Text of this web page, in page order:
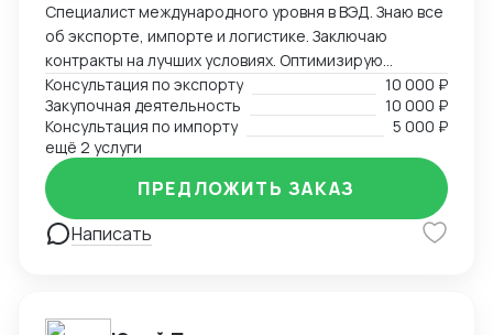
Специалист международного уровня в ВЭД. Знаю все
об экспорте, импорте и логистике. Заключаю
контракты на лучших условиях. Оптимизирую
логистику и обеспечивая скорость поставок.
Консультация по экспорту
10 000 ₽
Закупочная деятельность
10 000 ₽
Консультация по импорту
5 000 ₽
ещё 2 услуги
Написать
ПРЕДЛОЖИТЬ ЗАКАЗ